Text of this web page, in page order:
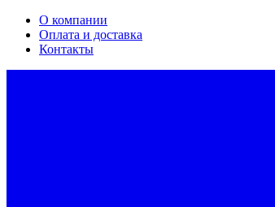
О компании
Оплата и доставка
Контакты